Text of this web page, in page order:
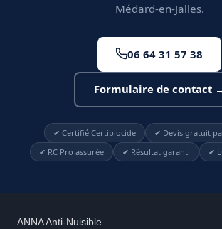
Médard-en-Jalles.
06 64 31 57 38
Formulaire de contact
✔ Certifié Certibiocide
✔ Devis gratuit
✔ RC Pro assurée
✔ Résultat garanti ✔
ANNA Anti-Nuisible